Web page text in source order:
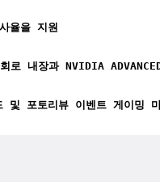
율을 지원
로 내장과 NVIDIA
및 포토리뷰 이벤트 게이밍